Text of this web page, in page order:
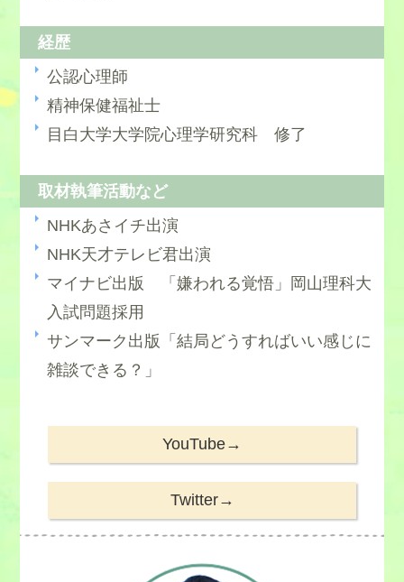
経歴
公認心理師
精神保健福祉士
目白大学大学院心理学研究科 修了
取材執筆活動など
NHKあさイチ出演
NHK天才テレビ君出演
マイナビ出版 「嫌われる覚悟」岡山理科大
入試問題採用
サンマーク出版「結局どうすればいい感じに
雑談できる？」
YouTube→
Twitter→